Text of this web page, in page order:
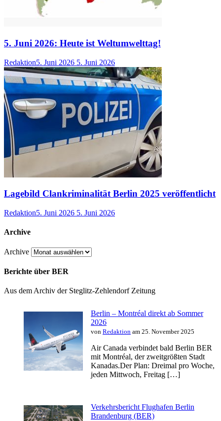
5. Juni 2026: Heute ist Weltumwelttag!
Redaktion5. Juni 2026 5. Juni 2026
Lagebild Clankriminalität Berlin 2025 veröffentlicht
Redaktion5. Juni 2026 5. Juni 2026
Archive
Archive
Berichte über BER
Aus dem Archiv der Steglitz-Zehlendorf Zeitung
Berlin – Montréal direkt ab Sommer
2026
von Redaktion am 25. November 2025
Air Canada verbindet bald Berlin BER
mit Montréal, der zweitgrößten Stadt
Kanadas.Der Plan: Dreimal pro Woche,
jeden Mittwoch, Freitag […]
Verkehrsbericht Flughafen Berlin
Brandenburg (BER)